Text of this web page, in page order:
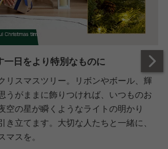
一日をより特別なものに
リスマスツリー。リボンやボール、輝
うがままに飾りつければ、いつものお
空の星が瞬くようなライトの明かり
き立てます。大切な人たちと一緒に、
マスを。